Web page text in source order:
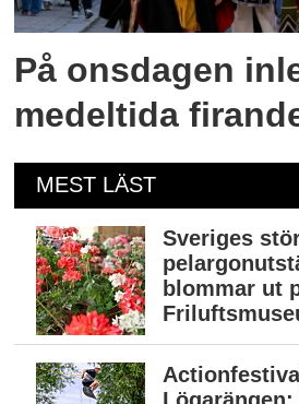
På onsdagen
medeltida
MEST LÄST
Sveriges
blommar ut